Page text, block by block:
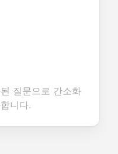
질문으로 간소화
니다.